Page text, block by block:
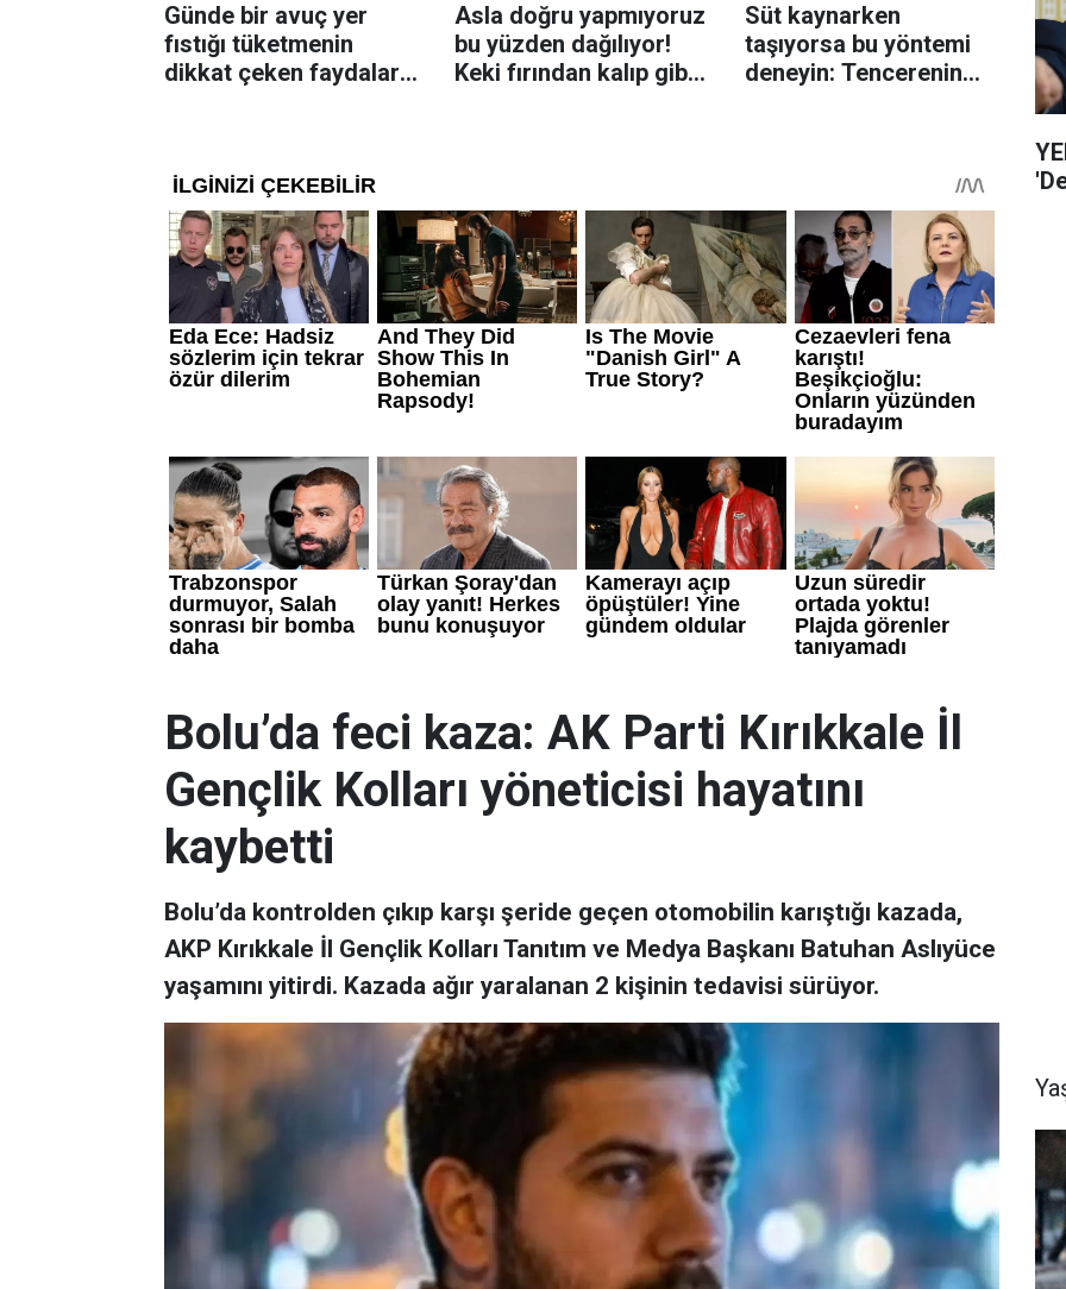
Günde bir avuç yer
fıstığı tüketmenin
dikkat çeken faydaları:
Asla doğru yapmıyoruz
bu yüzden dağılıyor!
Keki fırından kalıp gibi
Süt kaynarken
taşıyorsa bu yöntemi
deneyin: Tencerenin
Bolu’da feci kaza: AK Parti Kırıkkale İl
Gençlik Kolları yöneticisi hayatını
kaybetti
Bolu’da kontrolden çıkıp karşı şeride geçen otomobilin karıştığı kazada,
AKP Kırıkkale İl Gençlik Kolları Tanıtım ve Medya Başkanı Batuhan Aslıyüce
yaşamını yitirdi. Kazada ağır yaralanan 2 kişinin tedavisi sürüyor.